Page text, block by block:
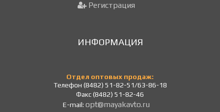
Регистрация
ИНФОРМАЦИЯ
Отдел оптовых продаж:
Телефон (8482) 51-82-51/63-86-18
Факс (8482) 51-82-46
E-mail: opt@mayakavto.ru